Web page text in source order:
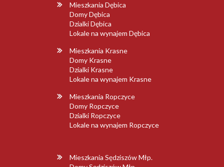
Mieszkania Dębica
Domy Dębica
Dzialki Dębica
Lokale na wynajem Dębica
Mieszkania Krasne
Domy Krasne
Dzialki Krasne
Lokale na wynajem Krasne
Mieszkania Ropczyce
Domy Ropczyce
Dzialki Ropczyce
Lokale na wynajem Ropczyce
Mieszkania Sędziszów Młp.